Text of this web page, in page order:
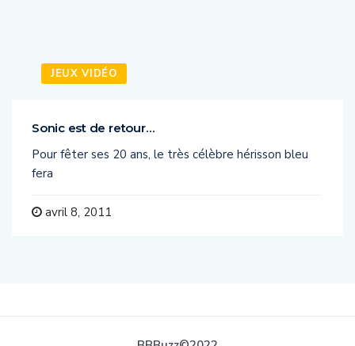
JEUX VIDÉO
Sonic est de retour…
Pour fêter ses 20 ans, le très célèbre hérisson bleu
fera
avril 8, 2011